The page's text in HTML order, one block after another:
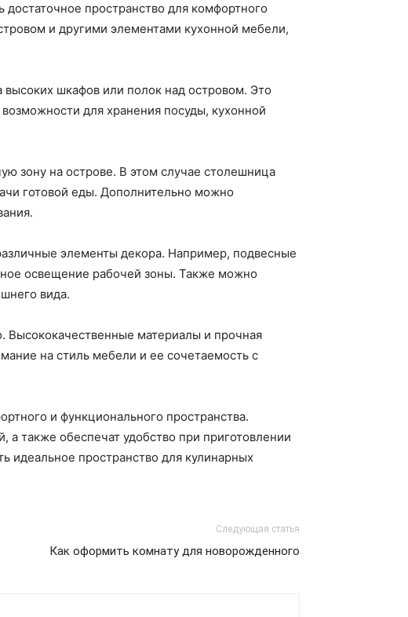
пространство для комфортного
и другими элементами кухонной мебели,
высоких шкафов или полок над островом. Это
для хранения посуды, кухонной
зону на острове. В этом случае столешница
готовой еды. Дополнительно можно
элементы декора. Например, подвесные
освещение рабочей зоны. Также можно
вида.
Высококачественные материалы и прочная
на стиль мебели и ее сочетаемость с
и функционального пространства.
также обеспечат удобство при приготовлении
идеальное пространство для кулинарных
Следующая статья
Как оформить комнату для новорожденного